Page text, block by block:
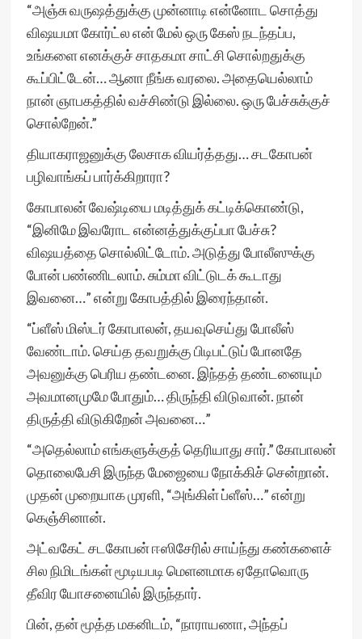
“அஞ்சு வருஷத்துக்கு முன்னாடி என்னோட சொத்து
விஷயமா கோர்ட்ல என் மேல் ஒரு கேஸ் நடந்தப்ப,
உங்களை எனக்குச் சாதகமா சாட்சி சொல்றதுக்கு
கூப்பிட்டேன்… ஆனா நீங்க வரலை. அதையெல்லாம்
நான் ஞாபகத்தில் வச்சிண்டு இல்லை. ஒரு பேச்சுக்குச்
சொல்றேன்.”
தியாகராஜனுக்கு லேசாக வியர்த்தது… சடகோபன்
பழிவாங்கப் பார்க்கிறாரா?
கோபாலன் வேஷ்டியை மடித்துக் கட்டிக்கொண்டு,
“இனிமே இவரோட என்னத்துக்குப்பா பேச்சு?
விஷயத்தை சொல்லிட்டோம். அடுத்து போலீஸுக்கு
போன் பண்ணிடலாம். சும்மா விட்டுடக் கூடாது
இவனை…” என்று கோபத்தில் இரைந்தான்.
“ப்ளீஸ் மிஸ்டர் கோபாலன், தயவுசெய்து போலீஸ்
வேண்டாம். செய்த தவறுக்கு பிடிபட்டுப் போனதே
அவனுக்கு பெரிய தண்டனை. இந்தத் தண்டனையும்
அவமானமுமே போதும்… திருந்தி விடுவான். நான்
திருத்தி விடுகிறேன் அவனை…”
“அதெல்லாம் எங்களுக்குத் தெரியாது சார்.” கோபாலன்
தொலைபேசி இருந்த மேஜையை நோக்கிச் சென்றான்.
முதன் முறையாக முரளி, “அங்கிள் ப்ளீஸ்…” என்று
கெஞ்சினான்.
அட்வகேட் சடகோபன் ஈஸிசேரில் சாய்ந்து கண்களைச்
சில நிமிடங்கள் மூடியபடி மெளனமாக ஏதோவொரு
தீவிர யோசனையில் இருந்தார்.
பின், தன் மூத்த மகனிடம், “நாராயணா, அந்தப்